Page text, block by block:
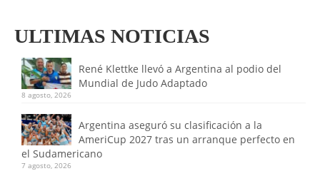
ULTIMAS NOTICIAS
René Klettke llevó a Argentina al podio del
Mundial de Judo Adaptado
8 agosto, 2026
Argentina aseguró su clasificación a la
AmeriCup 2027 tras un arranque perfecto en
el Sudamericano
7 agosto, 2026